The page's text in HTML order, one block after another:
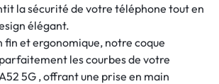
la sécurité de votre téléphone tout en
élégant.
fin et ergonomique, notre coque
les courbes de votre
5G , offrant une prise en main